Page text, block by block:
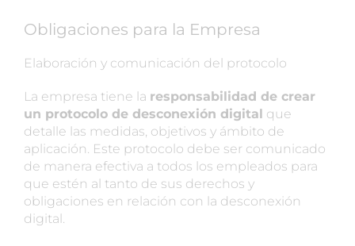
Obligaciones para la Empresa
Elaboración y comunicación del protocolo
La empresa tiene la responsabilidad de crear
un protocolo de desconexión digital que
detalle las medidas, objetivos y ámbito de
aplicación. Este protocolo debe ser comunicado
de manera efectiva a todos los empleados para
que estén al tanto de sus derechos y
obligaciones en relación con la desconexión
digital.